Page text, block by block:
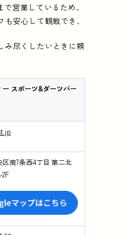
営業しているため、
安心して観戦でき、
み尽くしたいときに頼
ー スポーツ&ダーツバー
南7条西4丁目 第二北